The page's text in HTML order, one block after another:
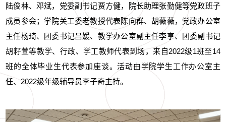
陆俊林、邓斌，党委副书记贾方健，院长助理张勤健等党政班子
成员参会；学院关工委老教授代表陈向群、胡薇薇，党政办公室
主任杨琦、团委书记吕媛、教学办公室副主任李享、团委副书记
胡籽萱等教学、行政、学工教师代表到场，来自2022级1班至14
班的全体毕业生代表参加座谈。活动由学院学生工作办公室主
任、2022级年级辅导员李子奇主持。